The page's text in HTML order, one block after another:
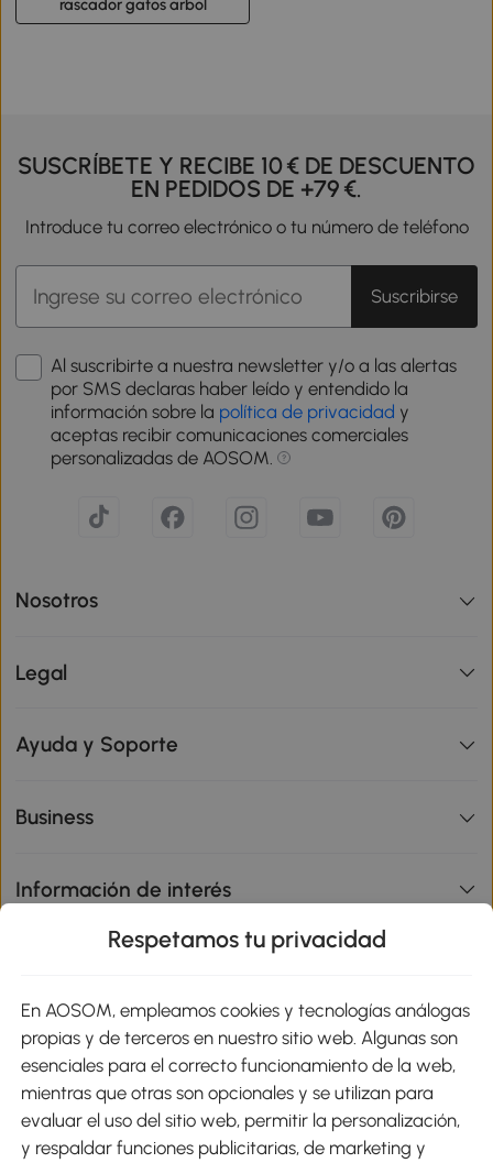
SUSCRÍBETE Y RECIBE 10 € DE DESCUENTO
EN PEDIDOS DE +79 €.
Introduce tu correo electrónico o tu número de teléfono
Suscribirse
Al suscribirte a nuestra newsletter y/o a las alertas
por SMS declaras haber leído y entendido la
información sobre la política de privacidad y
aceptas recibir comunicaciones comerciales
personalizadas de AOSOM.
Nosotros
Legal
Ayuda y Soporte
Business
Información de interés
Métodos de Pago
Respetamos tu privacidad
En AOSOM, empleamos cookies y tecnologías análogas
propias y de terceros en nuestro sitio web. Algunas son
esenciales para el correcto funcionamiento de la web,
mientras que otras son opcionales y se utilizan para
evaluar el uso del sitio web, permitir la personalización,
y respaldar funciones publicitarias, de marketing y